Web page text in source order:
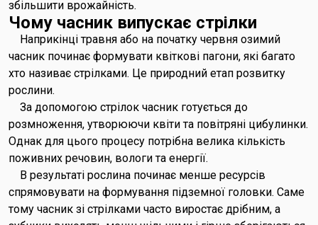
збільшити врожайність.
Чому часник випускає стрілки
Наприкінці травня або на початку червня озимий
часник починає формувати квіткові пагони, які багато
хто називає стрілками. Це природний етап розвитку
рослини.
За допомогою стрілок часник готується до
розмноження, утворюючи квіти та повітряні цибулинки.
Однак для цього процесу потрібна велика кількість
поживних речовин, вологи та енергії.
В результаті рослина починає менше ресурсів
спрямовувати на формування підземної головки. Саме
тому часник зі стрілками часто виростає дрібним, а